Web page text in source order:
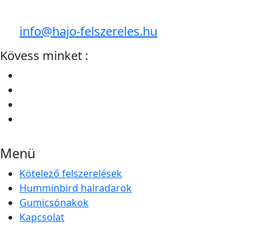
info@hajo-felszereles.hu
Kövess minket :
Menü
Kötelező felszerelések
Humminbird halradarok
Gumicsónakok
Kapcsolat